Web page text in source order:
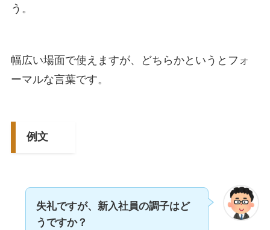
う。
幅広い場面で使えますが、どちらかというとフォ
ーマルな言葉です。
例文
失礼ですが、新入社員の調子はど
うですか？